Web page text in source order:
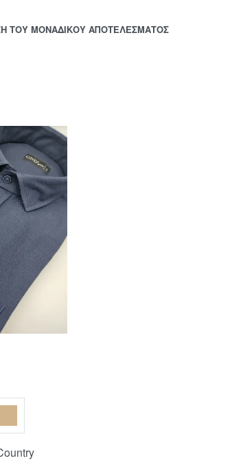
ΤΟΥ ΜΟΝΑΔΙΚΟΎ ΑΠΟΤΕΛΈΣΜΑΤΟΣ